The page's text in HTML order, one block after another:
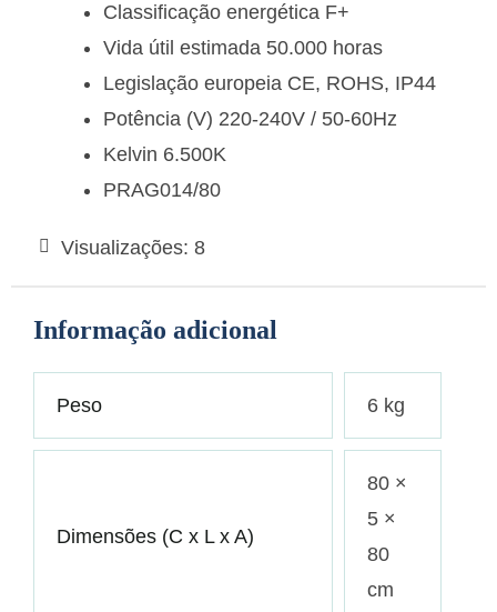
Classificação energética F+
Vida útil estimada 50.000 horas
Legislação europeia CE, ROHS, IP44
Potência (V) 220-240V / 50-60Hz
Kelvin 6.500K
PRAG014/80
Visualizações: 8
Informação adicional
Peso 6 kg
Dimensões (C x L x A)
80 ×
5 ×
80
cm